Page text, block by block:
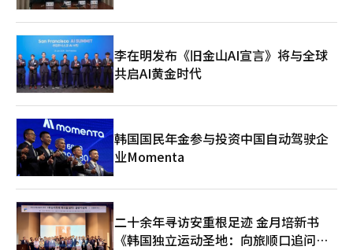
李在明发布《旧金山AI宣言》将与全球
共启AI黄金时代
韩国国民年金参与投资中国自动驾驶企
业Momenta
二十余年寻访安重根足迹 金月培新书
《韩国独立运动圣地：向旅顺口追问历